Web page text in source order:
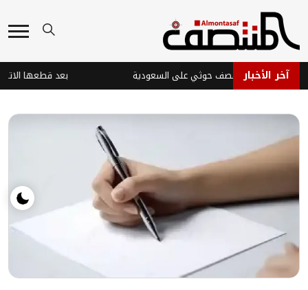
آخر الأخبار
نجران جراء قصف حوثي على السعودية